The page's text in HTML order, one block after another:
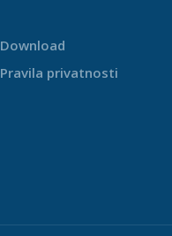
Download
Pravila privatnosti